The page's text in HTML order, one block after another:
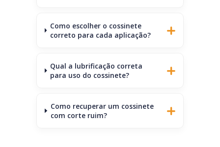
Como escolher o cossinete
correto para cada aplicação?
Qual a lubrificação correta
para uso do cossinete?
Como recuperar um cossinete
com corte ruim?